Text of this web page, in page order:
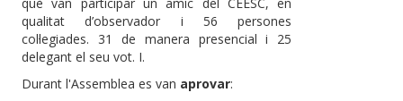
què van participar un amic del CEESC, en
qualitat d’observador i 56 persones
col·legiades. 31 de manera presencial i 25
delegant el seu vot. I.
Durant l'Assemblea es van aprovar: